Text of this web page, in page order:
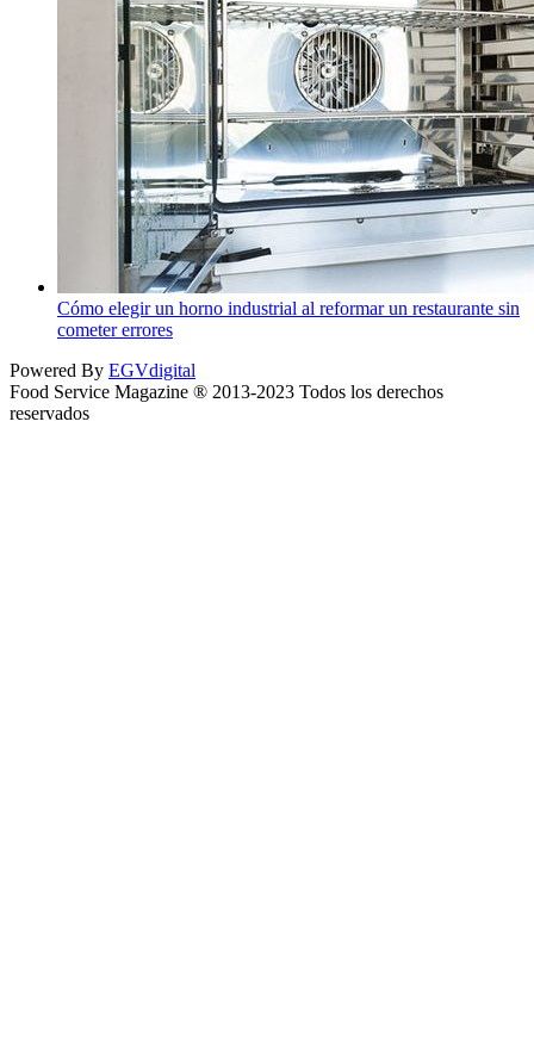
Cómo elegir un horno industrial al reformar un restaurante sin
cometer errores
Powered By EGVdigital
Food Service Magazine ® 2013-2023 Todos los derechos
reservados